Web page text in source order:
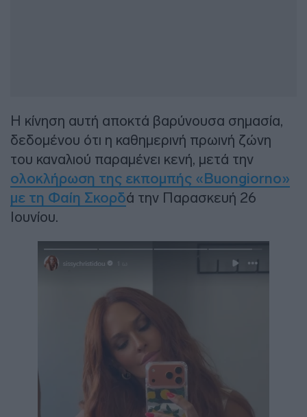
Η κίνηση αυτή αποκτά βαρύνουσα σημασία,
δεδομένου ότι η καθημερινή πρωινή ζώνη
του καναλιού παραμένει κενή, μετά την
ολοκλήρωση της εκπομπής «Buongiorno»
με τη Φαίη Σκορδά την Παρασκευή 26
Ιουνίου.